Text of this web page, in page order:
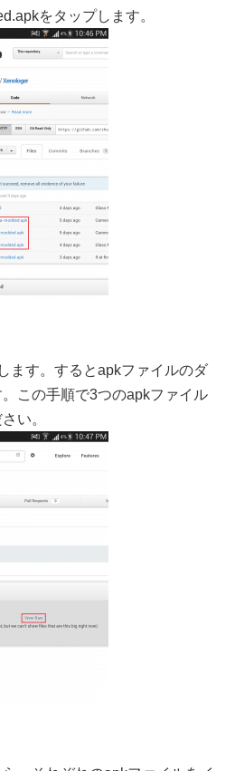
をタップします。
ます。するとapkファイルのダ
この手順で3つのapkファイル
い。